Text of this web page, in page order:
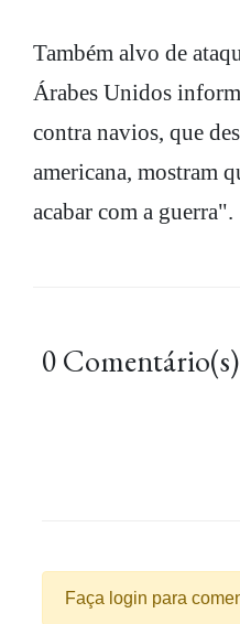
Também alvo de
Árabes Unidos
contra navios, que
americana, mostram
acabar com a guerra".
0 Comentário(s)
Faça login para